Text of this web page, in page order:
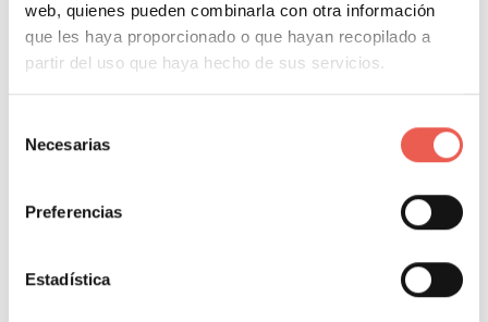
web, quienes pueden combinarla con otra información
que les haya proporcionado o que hayan recopilado a
partir del uso que haya hecho de sus servicios.
Necesarias
Preferencias
Estadística
Todasestas métricas las puedes conseguir y
tener accesibles abriendo una cuenta gratuita en
Google analytics . Cuando ya la tengas te
personalizado con estas métricas o con otras que
consideres importantes. Para poder hacer esto aquí
v=VgZr_HG8iZk[/youtube]